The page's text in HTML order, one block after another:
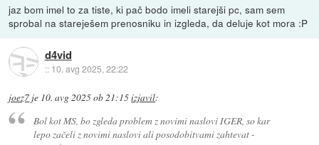
jaz bom imel to za tiste, ki pač bodo imeli starejši pc, sam sem
sprobal na stareješem prenosniku in izgleda, da deluje kot mora :P
d4vid
:: 10. avg 2025, 22:22
joez7 je 10. avg 2025 ob 21:15izjavil:
Bol kot MS, bo zgleda problem z novimi naslovi IGER, so kar
lepo začeli z novimi naslovi ali posodobitvami zahtevat -